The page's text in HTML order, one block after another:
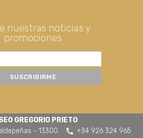
nuestras noticias y
promociones
GREGORIO PRIETO
- 13300
+34 926 324 965